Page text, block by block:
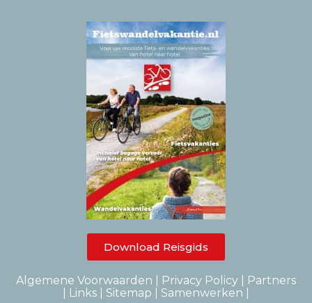
Download Reisgids
Algemene Voorwaarden Privacy Policy
Partners
Links | Sitemap Samenwerken